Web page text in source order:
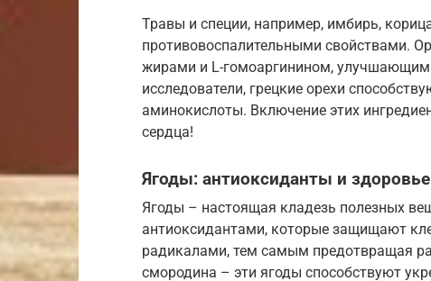
Травы и специи, например, имбирь,
противовоспалительными свойствами.
жирами и L-гомоаргинином,
исследователи, грецкие орехи
аминокислоты. Включение этих
сердца!
Ягоды: антиоксиданты и
Ягоды – настоящая кладезь полезных
антиоксидантами, которые защищают
радикалами, тем самым предотвращая
смородина – эти ягоды способствуют